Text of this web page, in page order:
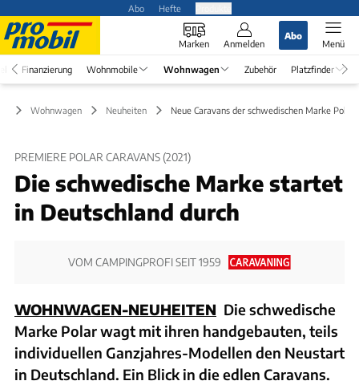
Abo Hefte
Marken Anmelden
Abo
Menü
Finanzierung Wohnmobile Wohnwagen Zubehör Platzfinder
Wohnwagen Neuheiten Neue Caravans der schwedischen Marke Polar
PREMIERE POLAR CARAVANS (2021)
Die schwedische Marke startet
in Deutschland durch
VOM CAMPINGPROFI SEIT 1959
WOHNWAGEN-NEUHEITEN Die schwedische
Marke Polar wagt mit ihren handgebauten, teils
individuellen Ganzjahres-Modellen den Neustart
in Deutschland. Ein Blick in die edlen Caravans.